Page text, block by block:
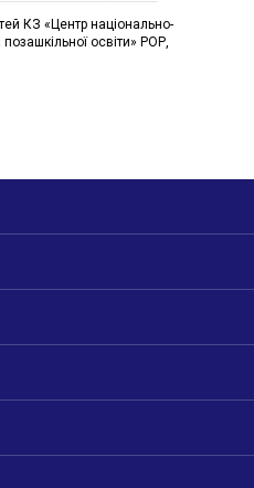
КЗ «Центр національно-
освіти» РОР,